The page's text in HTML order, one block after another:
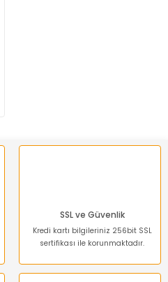
SSL ve Güvenlik
Kredi kartı bilgileriniz 256bit SSL
sertifikası ile korunmaktadır.